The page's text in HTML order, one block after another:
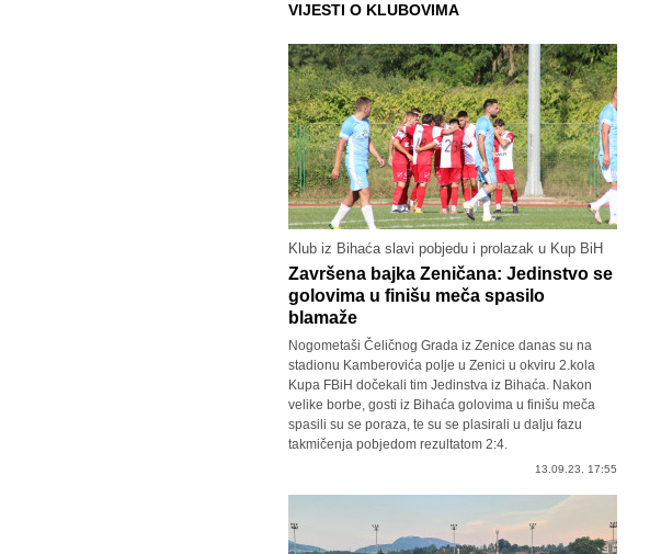
VIJESTI O KLUBOVIMA
Klub iz Bihaća slavi pobjedu i prolazak u Kup BiH
Završena bajka Zeničana: Jedinstvo se
golovima u finišu meča spasilo
blamaže
Nogometaši Čeličnog Grada iz Zenice danas su na
stadionu Kamberovića polje u Zenici u okviru 2.kola
Kupa FBiH dočekali tim Jedinstva iz Bihaća. Nakon
velike borbe, gosti iz Bihaća golovima u finišu meča
spasili su se poraza, te su se plasirali u dalju fazu
takmičenja pobjedom rezultatom 2:4.
13.09.23. 17:55